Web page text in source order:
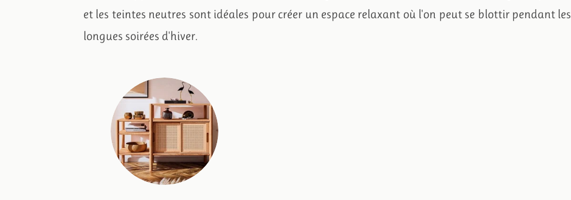
et les teintes neutres sont idéales pour créer un espace relaxant où l'on peut se blottir pendant les
longues soirées d'hiver.